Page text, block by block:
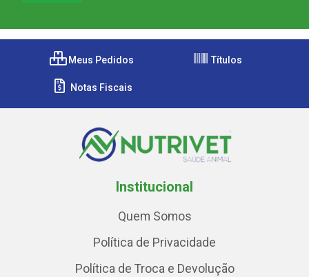
Meus Pedidos Títulos
Notas Fiscais
Institucional
Quem Somos
Política de Privacidade
Política de Troca e Devolução